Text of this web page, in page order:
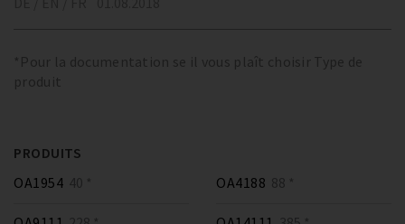
*Pour la documentation se il vous plaît choisir Type de
produit
PRODUITS
OA1954 40 * OA4188 88 *